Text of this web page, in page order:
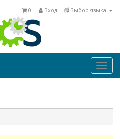
Выбор языка
Вход
0